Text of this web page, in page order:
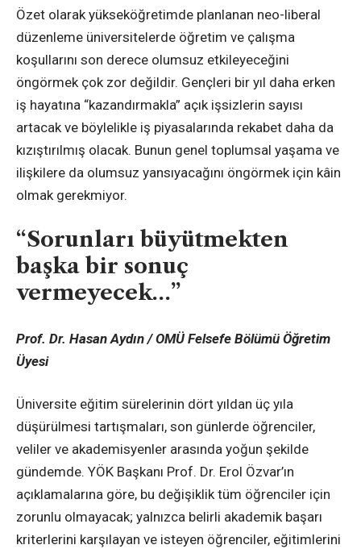
Özet olarak yükseköğretimde planlanan neo-liberal
düzenleme üniversitelerde öğretim ve çalışma
koşullarını son derece olumsuz etkileyeceğini
öngörmek çok zor değildir. Gençleri bir yıl daha erken
iş hayatına “kazandırmakla” açık işsizlerin sayısı
artacak ve böylelikle iş piyasalarında rekabet daha da
kızıştırılmış olacak. Bunun genel toplumsal yaşama ve
ilişkilere da olumsuz yansıyacağını öngörmek için kâin
olmak gerekmiyor.
“Sorunları büyütmekten
başka bir sonuç
vermeyecek…”
Prof. Dr. Hasan Aydın / OMÜ Felsefe Bölümü Öğretim
Üyesi
Üniversite eğitim sürelerinin dört yıldan üç yıla
düşürülmesi tartışmaları, son günlerde öğrenciler,
veliler ve akademisyenler arasında yoğun şekilde
gündemde. YÖK Başkanı Prof. Dr. Erol Özvar’ın
açıklamalarına göre, bu değişiklik tüm öğrenciler için
zorunlu olmayacak; yalnızca belirli akademik başarı
kriterlerini karşılayan ve isteyen öğrenciler, eğitimlerini